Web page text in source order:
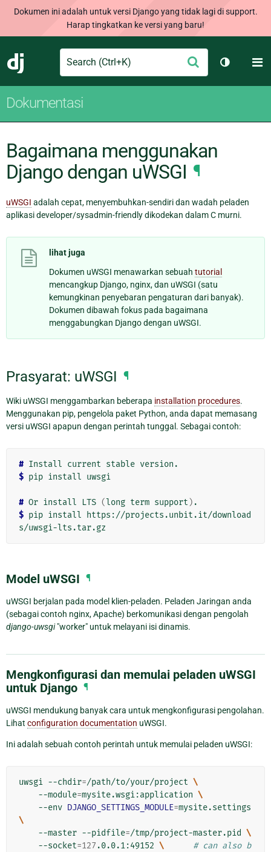
Dokumen ini adalah untuk versi Django yang tidak lagi di support.
Harap tingkatkan ke versi yang baru!
Django
Search Ajukan
Ganti
Dokumentasi
Bagaimana menggunakan
Django dengan uWSGI ¶
uWSGI adalah cepat, menyembuhkan-sendiri dan wadah peladen
aplikasi developer/sysadmin-friendly dikodekan dalam C murni.
lihat juga
Dokumen uWSGI menawarkan sebuah tutorial
mencangkup Django, nginx, dan uWSGI (satu
kemungkinan penyebaran pengaturan dari banyak).
Dokumen dibawah fokus pada bagaimana
menggabungkan Django dengan uWSGI.
Prasyarat: uWSGI ¶
Wiki uWSGI menggambarkan beberapa installation procedures.
Menggunakan pip, pengelola paket Python, anda dapat memasang
versi uWSGI apapun dengan perintah tunggal. Sebagai contoh:
#
$ pip install uwsgi
# Or install LTS (long term support )
$ pip install https://projects.unbit.it/download
Model uWSGI ¶
uWSGI berjalan pada model klien-peladen. Peladen Jaringan anda
(sebagai contoh nginx, Apache) berkomunikasi dengan pengolah
django-uwsgi"worker" untuk melayani isi dinamis.
Mengkonfigurasi dan memulai peladen uWSGI
untuk Django ¶
uWSGI mendukung banyak cara untuk mengkonfigurasi pengolahan.
Lihat configuration documentation uWSGI.
Ini adalah sebuah contoh perintah untuk memulai peladen uWSGI:
uwsgi --chdir=/path/to/your/project \
    --module
=mysite.wsgi:application \
    --env
DJANGO_SETTINGS_MODULE=
\
    --master --pidfile
=/tmp/project-master.pid \
    --socket
=127 .0.0.1:49152 \
# can also b